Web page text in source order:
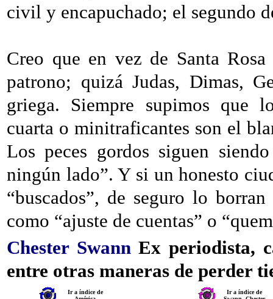
civil y encapuchado; el segundo
Creo que en vez de Santa
patrono; quizá Judas, Dimas,
griega. Siempre supimos que
cuarta o minitraficantes son el
Los peces gordos siguen
ningún lado”. Y si un honesto
“buscados”, de seguro lo
como “ajuste de cuentas” o
Chester Swann Ex periodista,
entre otras maneras de perder
Ir a índice de
Ir a índice de